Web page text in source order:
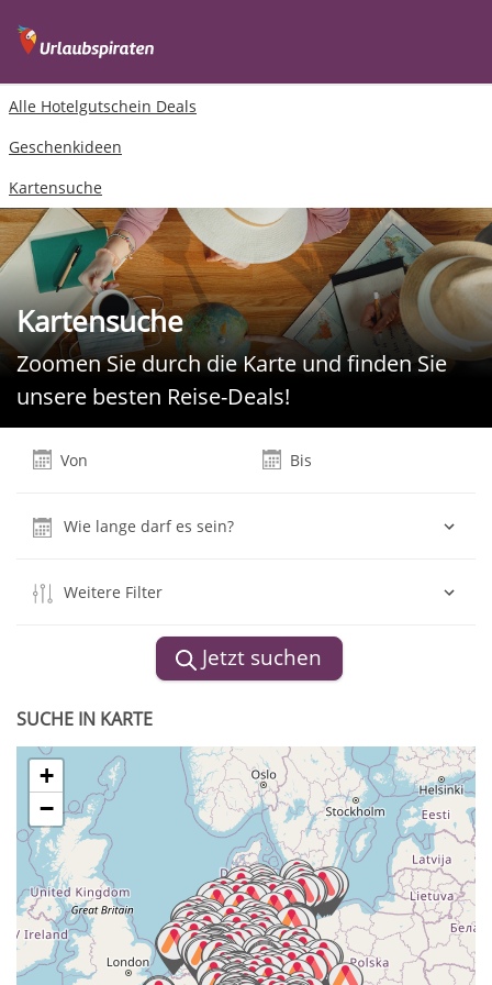
Alle Hotelgutschein Deals
Geschenkideen
Kartensuche
Kartensuche
Zoomen Sie durch die Karte und finden Sie
unsere besten Reise-Deals!
Wie lange darf es sein?
Weitere Filter
Jetzt suchen
SUCHE IN KARTE
+
−